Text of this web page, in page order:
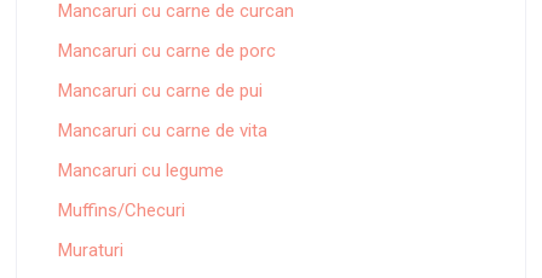
Mancaruri cu carne de curcan
Mancaruri cu carne de porc
Mancaruri cu carne de pui
Mancaruri cu carne de vita
Mancaruri cu legume
Muffins/Checuri
Muraturi